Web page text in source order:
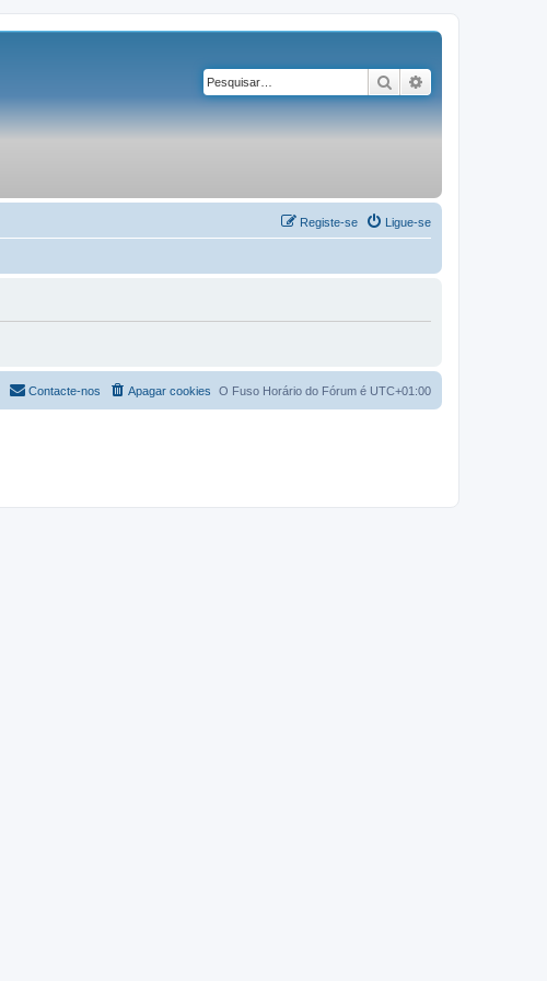
Pesquisar
Ligue-se
Registe-se
O Fuso Horário do Fórum é UTC+01:00
Apagar cookies
Contacte-nos